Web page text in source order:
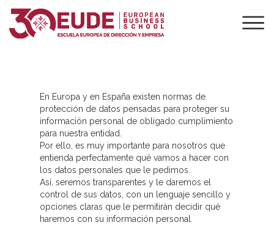
POLÍTICA DE
En Europa y en España existen normas de
protección de datos pensadas para proteger su
información personal de obligado cumplimiento
para nuestra entidad.
Por ello, es muy importante para nosotros que
entienda perfectamente qué vamos a hacer con
los datos personales que le pedimos.
Así, seremos transparentes y le daremos el
control de sus datos, con un lenguaje sencillo y
opciones claras que le permitirán decidir qué
haremos con su información personal.